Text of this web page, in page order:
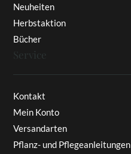
Neuheiten
Herbstaktion
Bücher
Service
Kontakt
Mein Konto
Versandarten
Pflanz- und Pflegeanleitungen